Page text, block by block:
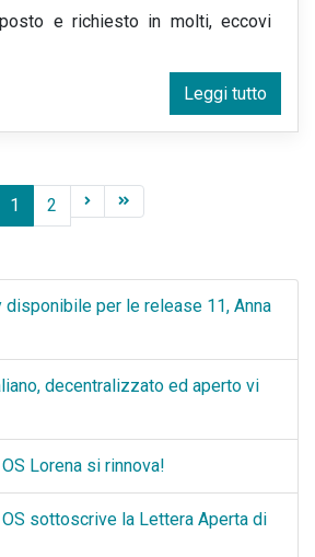
e richiesto in molti, eccovi
Leggi tutto
1 2
disponibile per le release 11, Anna
decentralizzato ed aperto vi
Lorena si rinnova!
sottoscrive la Lettera Aperta di